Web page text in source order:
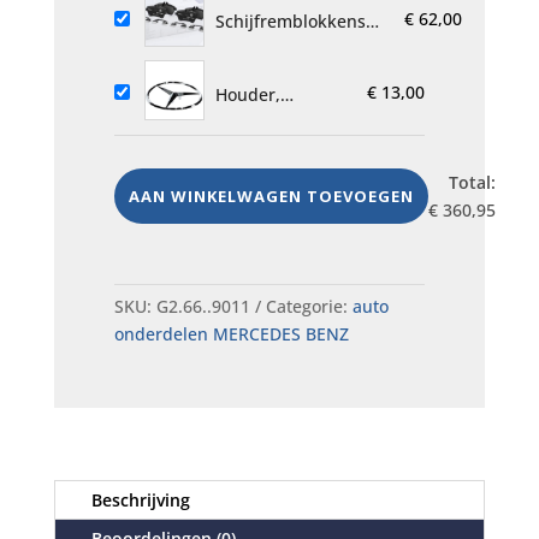
MQS,
MERCEDES BENZ
Schijfremblokkenset,
BENZ
€62,00
Houder,
nieuw origineel
MERCEDES
BENZ
€ 13,00
AAN WINKELWAGEN TOEVOEGEN
Total:
€360,95
SKU: G2.66..9011 Categorie: auto
onderdelen MERCEDES BENZ
Beschrijving